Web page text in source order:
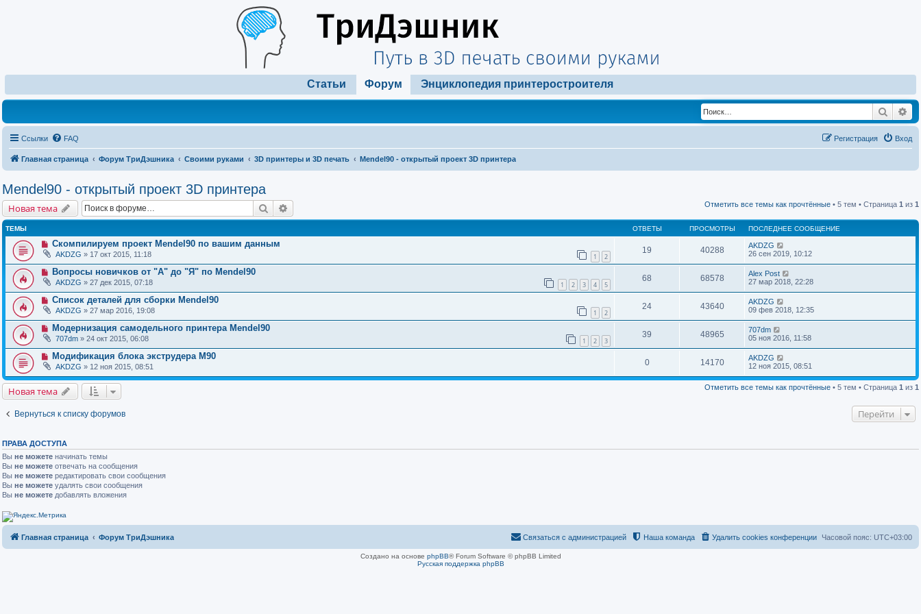
Статьи Форум Энциклопедия принтеростроителя
Поиск
Ссылки FAQ Вход
Регистрация
Главная страница Форум ТриДэшника Своими руками 3D принтеры и 3D печать Mendel90 - открытый проект 3D принтера
Mendel90 - открытый проект 3D принтера
Новая тема Поиск Отметить все темы как прочтённые • 5 тем • Страница 1 из 1
ТЕМЫ ОТВЕТЫ ПРОСМОТРЫ ПОСЛЕДНЕЕ СООБЩЕНИЕ
Скомпилируем проект Mendel90 по вашим данным
AKDZG » 17 окт 2015, 11:18 1 2
19 40288
AKDZG
26 сен 2019, 10:12
Вопросы новичков от "А" до "Я" по Mendel90
AKDZG » 27 дек 2015, 07:18 1 2 3 4 5
68 68578
Alex Post
27 мар 2018, 22:28
Список деталей для сборки Mendel90
AKDZG » 27 мар 2016, 19:08 1 2
24 43640
AKDZG
09 фев 2018, 12:35
Модернизация самодельного принтера Mendel90
707dm » 24 окт 2015, 06:08 1 2 3
39 48965
707dm
05 ноя 2016, 11:58
Модификация блока экструдера M90
AKDZG » 12 ноя 2015, 08:51 0 14170
AKDZG
12 ноя 2015, 08:51
Новая тема Отметить все темы как прочтённые • 5 тем • Страница 1 из 1
Вернуться к списку форумов Перейти
ПРАВА ДОСТУПА
Вы не можете начинать темы
Вы не можете отвечать на сообщения
Вы не можете редактировать свои сообщения
Вы не можете удалять свои сообщения
Вы не можете добавлять вложения
Главная страница Форум ТриДэшника Часовой пояс: UTC+03:00
Удалить cookies конференции
Наша команда
Связаться с администрацией
Создано на основе phpBB® Forum Software © phpBB Limited
Русская поддержка phpBB